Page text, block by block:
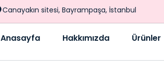
Canayakın sitesi, Bayrampaşa, İstanbul
Anasayfa Hakkımızda Ürünler